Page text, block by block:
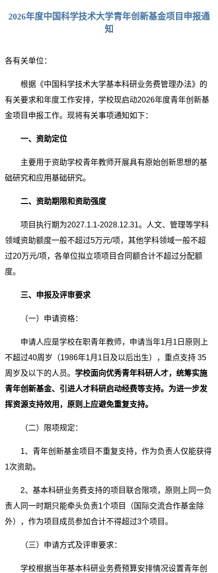
2026年度中国科学技术大学青年创新基金项目申报通
知
各有关单位：
根据《中国科学技术大学基本科研业务费管理办法》的
有关要求和年度工作安排，学校现启动2026年度青年创新基
金项目申报工作。现将有关事项通知如下：
一、资助定位
主要用于资助学校青年教师开展具有原始创新思想的基
础研究和应用基础研究。
二、 资助期限和资助强度
项目执行期为2027.1.1-2028.12.31。人文、管理等学科
领域资助额度一般不超过5万元/项，其他学科领域一般不超
过20万元/项，各单位拟立项项目合同额合计不超过分配额
度。
三、申报及评审要求
（一）申请资格：
申请人应是学校在职青年教师，申请当年1月1日原则上
不超过40周岁（1986年1月1日及以后出生），重点支持 35
周岁及以下的人员。 学校面向优秀青年科研人才，统筹实施
青年创新基金、引进人才科研启动经费等支持。为进一步发
挥资源支持效用，原则上应避免重复支持。
（二）限项规定：
1、青年创新基金项目不重复支持，作为负责人仅能获得
1次资助。
2、基本科研业务费支持的项目联合限项，原则上同一负
责人同一时期只能牵头负责1个项目（国际交流合作基金除
外），作为项目成员参加合计不得超过3个项目。
（三）申请方式及评审要求：
学校根据当年基本科研业务费预算安排情况设置青年创